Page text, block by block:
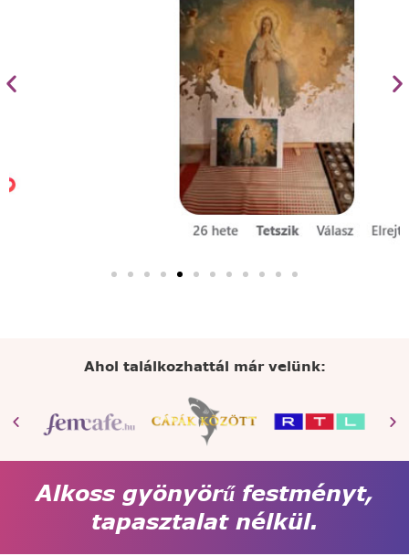
Ahol találkozhattál már velünk:
Alkoss gyönyörű festményt,
tapasztalat nélkül.